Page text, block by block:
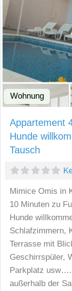
Wohnung
Appartement
Hunde
Tausch
Mimice Omis in
10 Minuten zu
Hunde
Schlafzimmern,
Terrasse mit
Geschirrspüler,
Parkplatz usw….
außerhalb der